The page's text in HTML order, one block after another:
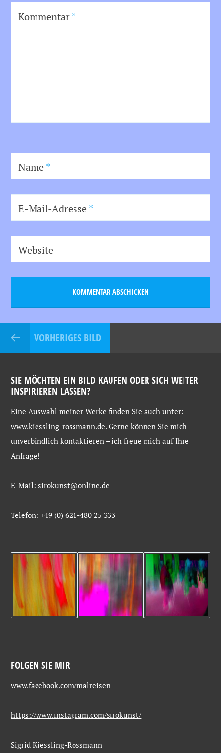
Kommentar*
Name *
E-Mail-Adresse *
Website
VORHERIGES BILD
SIE MÖCHTEN EIN BILD KAUFEN ODER SICH WEITER
INSPIRIEREN LASSEN?
EineAuswahlmeinerWerkefinden Sieauchunter:
www.kiessling-rossmann.de. Gernekönnen Siemich
unverbindlichkontaktieren –ichfreuemichaufIhre
Anfrage!
E-Mail:sirokunst@online.de
Telefon: +49 (0) 621-480 25 333
FOLGEN SIE MIR
www.facebook.com/malreisen
https://www.instagram.com/sirokunst/
Sigrid Kiessling-Rossmann